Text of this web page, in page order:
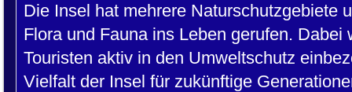
Die Insel hat mehrere Naturschutzgebiete
Flora und Fauna ins Leben gerufen.
Touristen aktiv in den Umweltschutz
Vielfalt der Insel für zukünftige